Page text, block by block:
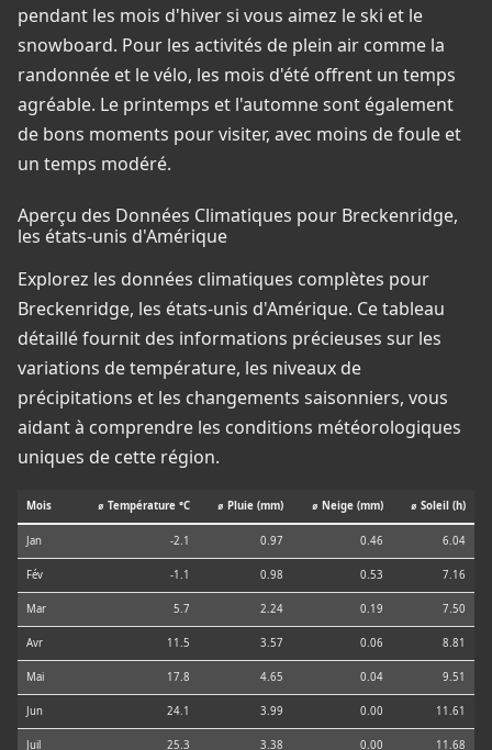
pendant les mois d'hiver si vous aimez le ski et le
snowboard. Pour les activités de plein air comme la
randonnée et le vélo, les mois d'été offrent un temps
agréable. Le printemps et l'automne sont également
de bons moments pour visiter, avec moins de foule et
un temps modéré.
Aperçu des Données Climatiques pour Breckenridge,
les états-unis d'Amérique
Explorez les données climatiques complètes pour
Breckenridge, les états-unis d'Amérique. Ce tableau
détaillé fournit des informations précieuses sur les
variations de température, les niveaux de
précipitations et les changements saisonniers, vous
aidant à comprendre les conditions météorologiques
uniques de cette région.
Mois ⌀ Température °C ⌀ Pluie (mm) ⌀ Neige (mm) ⌀ Soleil (h)
Jan -2.1 0.97 0.46 6.04
Fév -1.1 0.98 0.53 7.16
Mar 5.7 2.24 0.19 7.50
Avr 11.5 3.57 0.06 8.81
Mai 17.8 4.65 0.04 9.51
Jun 24.1 3.99 0.00 11.61
Juil 25.3 3.38 0.00 11.68